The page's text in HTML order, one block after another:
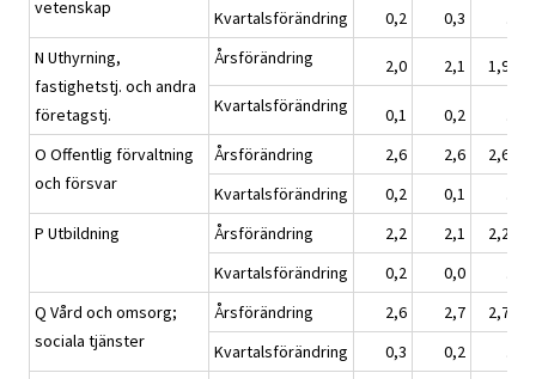
vetenskap Kvartalsförändring 0,2 0,3
N Uthyrning,
fastighetstj. och andra
företagstj.
Årsförändring 2,0 2,1
1,9
Kvartalsförändring
0,1 0,2
O Offentlig förvaltning
och försvar
Årsförändring 2,6 2,6
2,6
Kvartalsförändring
0,2 0,1
P Utbildning
Årsförändring 2,2 2,1
2,2
Kvartalsförändring
0,2 0,0
Q Vård och omsorg;
sociala tjänster
Årsförändring 2,6 2,7
2,7
Kvartalsförändring
0,3 0,2